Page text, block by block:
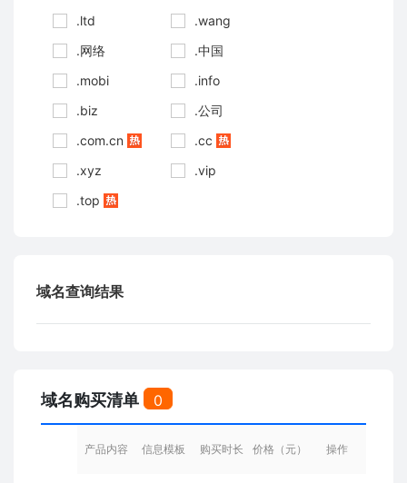
.ltd
.wang
.网络
.中国
.mobi
.info
.biz
.公司
.com.cn
.cc
.xyz
.vip
.top
域名查询结果
域名购买清单 0
产品内容 信息模板 购买时长 价格（元） 操作